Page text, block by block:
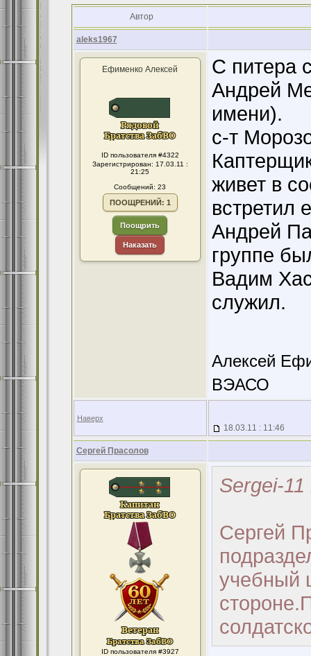
Автор
aleks1967
Ефименко Алексей
ID пользователя #4322
Зарегистрирован: 17.03.11 :
21:25
Сообщений: 23
ПООЩРЕНИЙ: 1
Поощрить
Наказать
С питера
Андрей
имени).
с-т
живет в
встретил
Андрей
группе
Вадим
служил.
Алексей
ВЭАСО
Наверх
18.03.11 : 11:46
Сергей Прасолов
ID пользователя #3927
Sergei-
Сергей
учебный